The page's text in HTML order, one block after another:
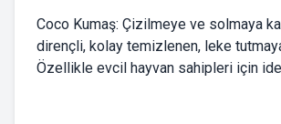
Coco Kumaş: Çizilmeye ve solmaya
dirençli, kolay temizlenen, leke
Özellikle evcil hayvan sahipleri için